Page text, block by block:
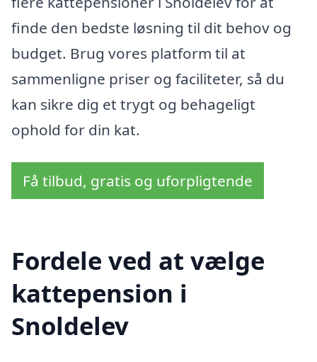
finde den bedste løsning til dit behov og
budget. Brug vores platform til at
sammenligne priser og faciliteter, så du
kan sikre dig et trygt og behageligt
ophold for din kat.
Få tilbud, gratis og uforpligtende
Fordele ved at vælge
kattepension i
Snoldelev